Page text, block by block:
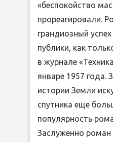
«беспокойство
прореагировали.
грандиозный
публики, как
в журнале
январе 1957 года.
истории Земли
спутника еще
популярность
Заслуженно роман